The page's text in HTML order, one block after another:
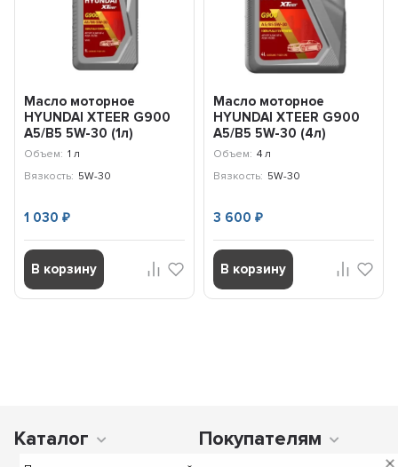
Масло моторное
HYUNDAI XTEER G900
A5/B5 5W-30 (1л)
1017004
Объем: 1 л
Вязкость: 5W-30
1 030₽
В корзину
Масло моторное
HYUNDAI XTEER G900
A5/B5 5W-30 (4л)
1047004
Объем: 4 л
Вязкость: 5W-30
3 600 ₽
В корзину
Каталог Покупателям